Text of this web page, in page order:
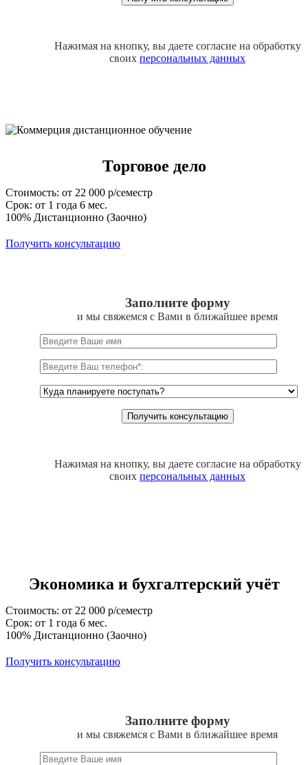
Нажимая на кнопку, вы даете согласие на обработку
своих персональных данных
Торговое дело
Стоимость: от 22 000 р/семестр
Срок: от 1 года 6 мес.
100% Дистанционно (Заочно)
Получить консультацию
Заполните форму
и мы свяжемся с Вами в ближайшее время
Нажимая на кнопку, вы даете согласие на обработку
своих персональных данных
Экономика и бухгалтерский учёт
Стоимость: от 22 000 р/семестр
Срок: от 1 года 6 мес.
100% Дистанционно (Заочно)
Получить консультацию
Заполните форму
и мы свяжемся с Вами в ближайшее время